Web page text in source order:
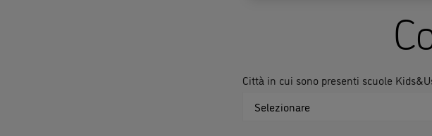
Città in cui sono presenti scuole